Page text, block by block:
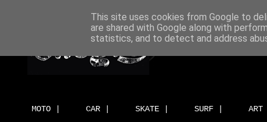
MOTO | CAR | SKATE | SURF |
This site uses cookies from Google to
are shared with Google along with
statistics, and to detect and address